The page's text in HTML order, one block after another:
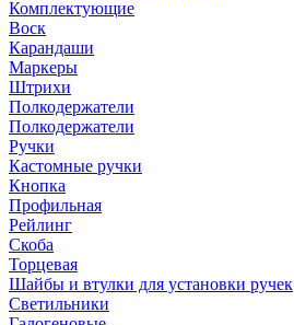
Комплектующие
Воск
Карандаши
Маркеры
Штрихи
Полкодержатели
Полкодержатели
Ручки
Кастомные ручки
Кнопка
Профильная
Рейлинг
Скоба
Торцевая
Шайбы и втулки для установки ручек
Светильники